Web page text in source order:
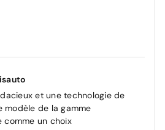
et une technologie de
modèle de la gamme
comme un choix